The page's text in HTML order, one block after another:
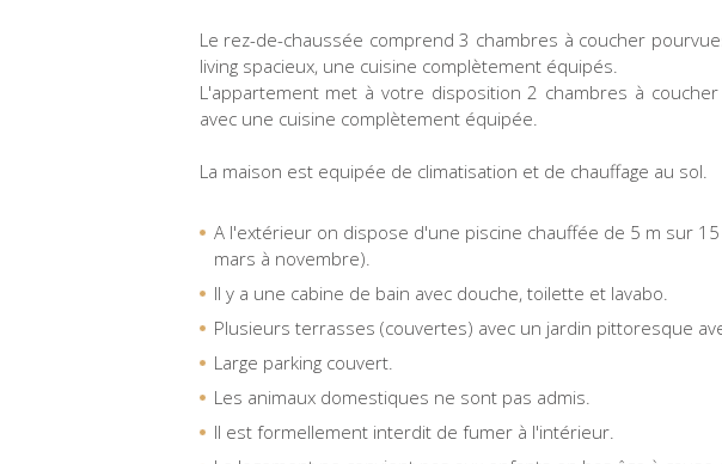
Le rez-de-chaussée comprend 3 chambres à coucher
living spacieux, une cuisine complètement équipés.
L'appartement met à votre disposition 2 chambres à
avec une cuisine complètement équipée.
La maison est equipée de climatisation et de chauffage au sol.
A l'extérieur on dispose d'une piscine chauffée de 5 m sur
mars à novembre).
Il y a une cabine de bain avec douche, toilette et lavabo.
Plusieurs terrasses (couvertes) avec un jardin pittoresque
Large parking couvert.
Les animaux domestiques ne sont pas admis.
Il est formellement interdit de fumer à l'intérieur.